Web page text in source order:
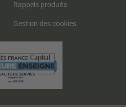
Rappels produits
Gestion des cookies